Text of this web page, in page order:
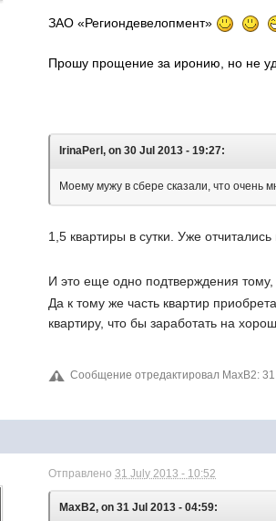
ЗАО «Региондевелопмент»
Прошу прощение за иронию, но не
IrinaPerl, on 30 Jul 2013 - 19:27:
Моему мужу в сбере сказали, что очень
1,5 квартиры в сутки. Уже отчитались
И это еще одно подтверждения тому,
Да к тому же часть квартир
квартиру, что бы заработать на
Сообщение отредактировал MaxB2:
Отправлено31 July 2013 - 10:52
MaxB2, on 31 Jul 2013 - 04:59: